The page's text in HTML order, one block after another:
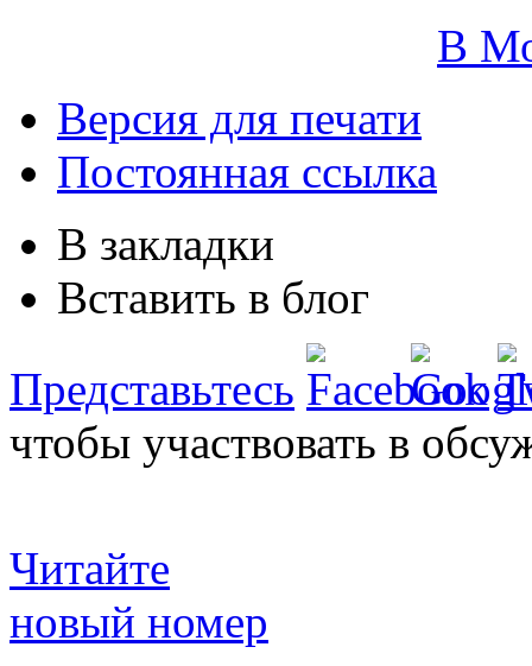
В
Версия для печати
Постоянная ссылка
В закладки
Вставить в блог
Представьтесь
чтобы участвовать в
Читайте
новый номер